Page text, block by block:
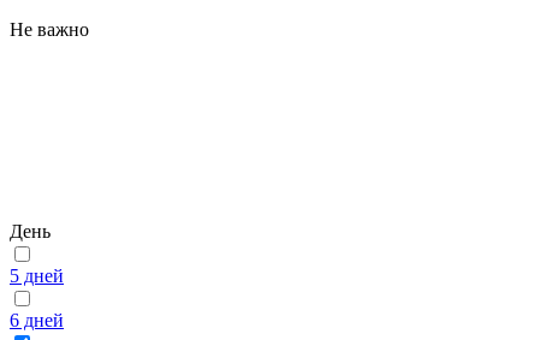
Не важно
День
5 дней
6 дней